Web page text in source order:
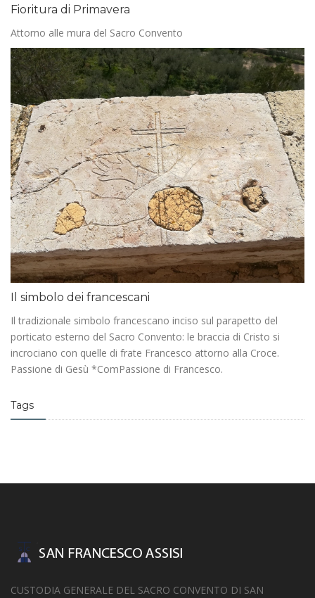
Fioritura di Primavera
Attorno alle mura del Sacro Convento
Il simbolo dei francescani
Il tradizionale simbolo francescano inciso sul parapetto del
porticato esterno del Sacro Convento: le braccia di Cristo si
incrociano con quelle di frate Francesco attorno alla Croce.
Passione di Gesù *ComPassione di Francesco.
Tags
CUSTODIA GENERALE DEL SACRO CONVENTO DI SAN